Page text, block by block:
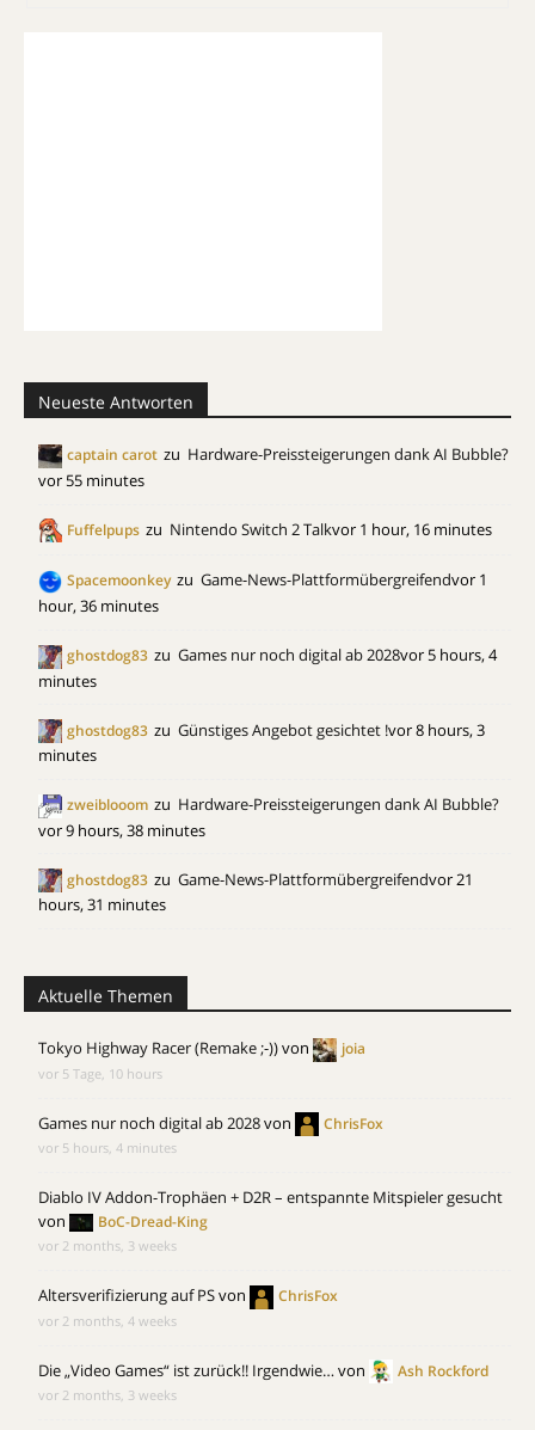
Neueste Antworten
captain carot zu Hardware-Preissteigerungen dank AI Bubble?
vor 55 minutes
Fuffelpups zu Nintendo Switch 2 Talkvor 1 hour, 16 minutes
Spacemoonkey zu Game-News-Plattformübergreifendvor 1
hour, 36 minutes
ghostdog83 zu Games nur noch digital ab 2028vor 5 hours, 4
minutes
ghostdog83 zu Günstiges Angebot gesichtet !vor 8 hours, 3
minutes
zweiblooom zu Hardware-Preissteigerungen dank AI Bubble?
vor 9 hours, 38 minutes
ghostdog83 zu Game-News-Plattformübergreifendvor 21
hours, 31 minutes
Aktuelle Themen
Tokyo Highway Racer (Remake ;-))von joia
vor 5 Tage, 10 hours
Games nur noch digital ab 2028von ChrisFox
vor 5 hours, 4 minutes
Diablo IV Addon-Trophäen + D2R – entspannte Mitspieler gesucht
von
BoC-Dread-King
vor 2 months, 3 weeks
Altersverifizierung auf PSvon ChrisFox
vor 2 months, 4 weeks
Die „Video Games“ ist zurück!! Irgendwie… von Ash Rockford
vor 2 months, 3 weeks